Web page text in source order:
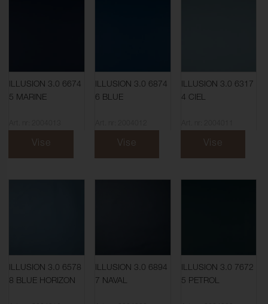
ILLUSION 3.0 6674
5 MARINE
Vise
ILLUSION 3.0 6874
6 BLUE
Vise
ILLUSION 3.0 6317
4 CIEL
Vise
ILLUSION 3.0 6578
8 BLUE HORIZON
ILLUSION 3.0 6894
7 NAVAL
ILLUSION 3.0 7672
5 PETROL